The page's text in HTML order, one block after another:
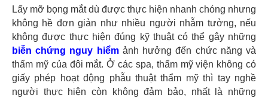
Lấy mỡ bọng mắt dù được thực hiện nhanh chóng nhưng
không hề đơn giản như nhiều người nhẫm tưởng, nếu
không được thực hiện đúng kỹ thuật có thể gây những
biễn chứng nguy hiểmảnh hưởng đến chức năng và
thẩm mỹ của đôi mắt. Ở các spa, thẩm mỹ viện không có
giấy phép hoạt động phẫu thuật thẩm mỹ thì tay nghề
người thực hiện còn không đảm bảo, nhất là những